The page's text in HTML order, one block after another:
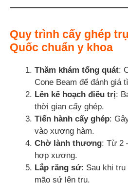
Quy trình cấy ghép
Quốc chuẩn y khoa
Thăm khám tổng quát:
Cone Beam để đánh giá
Lên kế hoạch điều trị:
thời gian cấy ghép.
Tiến hành cấy ghép:
vào xương hàm.
Chờ lành thương: Từ 2
hợp xương.
Lắp răng sứ: Sau khi trụ
mão sứ lên trụ.